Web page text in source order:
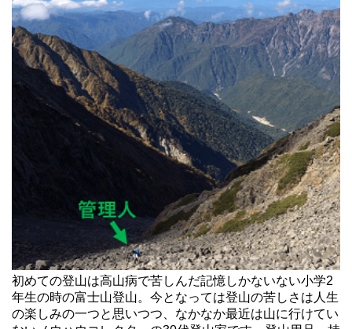
初めての登山は高山病で苦しんだ記憶しかないない小学2
年生の時の富士山登山。今となっては登山の苦しさは人生
の楽しみの一つと思いつつ、なかなか最近は山に行けてい